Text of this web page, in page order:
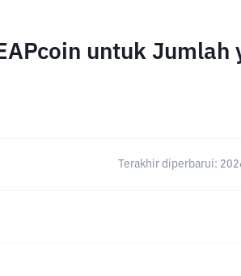
untuk Jumlah
Terakhir diperbarui: